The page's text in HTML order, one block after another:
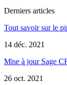
Derniers articles
Tout savoir sur le
14 déc. 2021
Mise à jour Sage
26 oct. 2021